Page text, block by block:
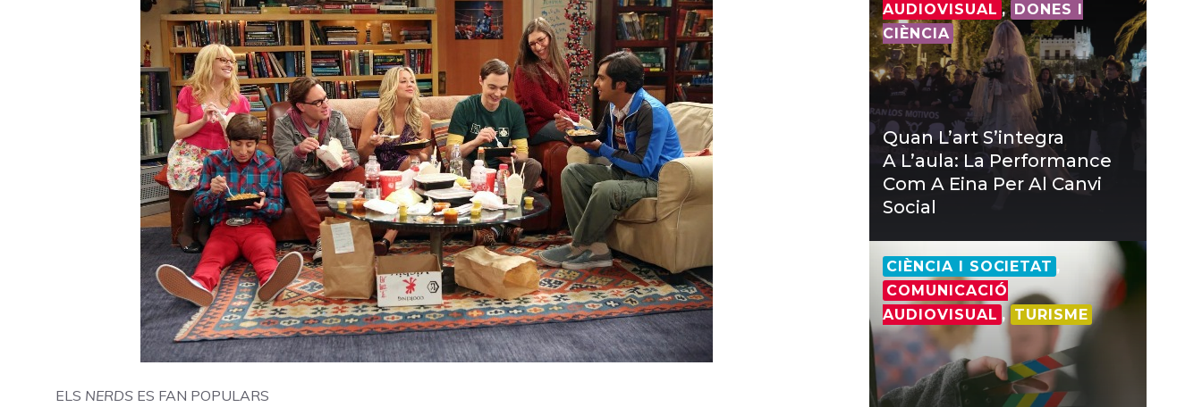
ELS NERDS ES FAN POPULARS
AUDIOVISUAL , DONES I
CIÈNCIA
Quan L’art S’integra
A L’aula: La Performance
Com A Eina Per Al Canvi
Social
CIÈNCIA I SOCIETAT ,
COMUNICACIÓ
AUDIOVISUAL , TURISME